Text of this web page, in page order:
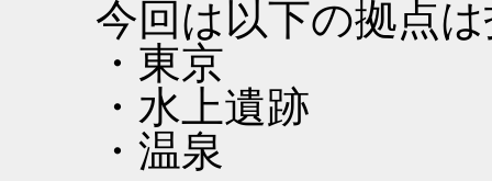
今回は以下の拠点
・東京
・水上遺跡
・温泉